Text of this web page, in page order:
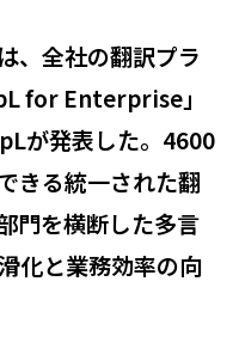
、全社の翻訳プラ
for Enterprise」
が発表した。4600
きる統一された翻
門を横断した多言
化と業務効率の向